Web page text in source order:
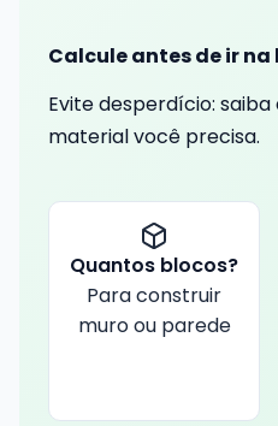
Calcule antes de ir na
Evite desperdício:
material você precisa.
Quantos blocos?
Para construir
muro ou parede